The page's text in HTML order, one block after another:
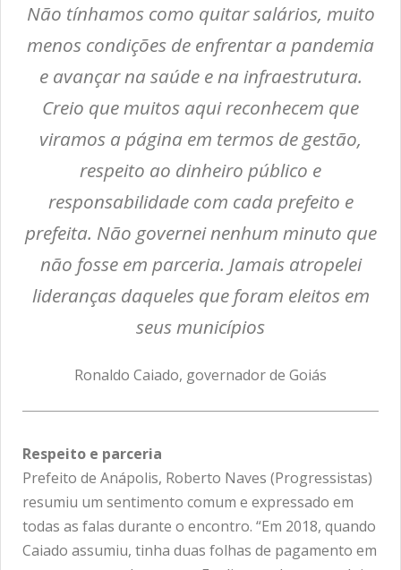
Não tínhamos como quitar salários, muito
menos condições de enfrentar a pandemia
e avançar na saúde e na infraestrutura.
Creio que muitos aqui reconhecem que
viramos a página em termos de gestão,
respeito ao dinheiro público e
responsabilidade com cada prefeito e
prefeita. Não governei nenhum minuto que
não fosse em parceria. Jamais atropelei
lideranças daqueles que foram eleitos em
seus municípios
Ronaldo Caiado, governador de Goiás
Respeito e parceria
Prefeito de Anápolis, Roberto Naves (Progressistas)
resumiu um sentimento comum e expressado em
todas as falas durante o encontro. “Em 2018, quando
Caiado assumiu, tinha duas folhas de pagamento em